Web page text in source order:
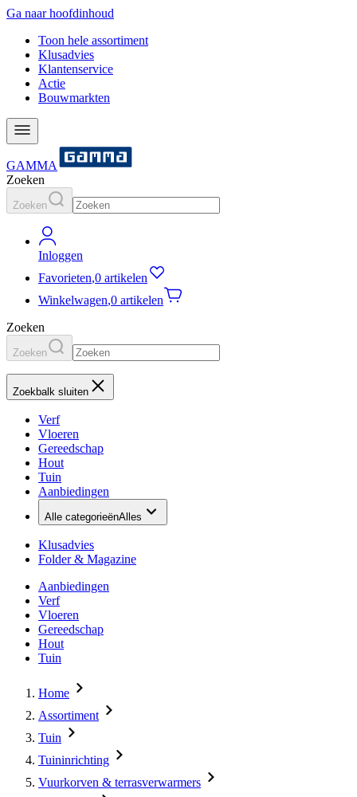
Ga naar hoofdinhoud
Toon hele assortiment
Klusadvies
Klantenservice
Actie
Bouwmarkten
GAMMA
Zoeken
Zoeken
Inloggen
Favorieten,0 artikelen
Winkelwagen,0 artikelen
Zoeken
Zoeken
Zoekbalk sluiten
Verf
Vloeren
Gereedschap
Hout
Tuin
Aanbiedingen
Alle categorieënAlles
Klusadvies
Folder & Magazine
Aanbiedingen
Verf
Vloeren
Gereedschap
Hout
Tuin
Home
Assortiment
Tuin
Tuininrichting
Vuurkorven & terrasverwarmers